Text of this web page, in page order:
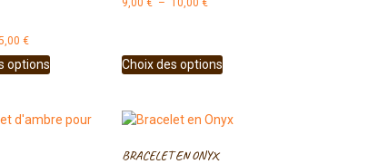
€
options
9,00 € – 10,00 €
Choix des options
BRACELET EN ONYX